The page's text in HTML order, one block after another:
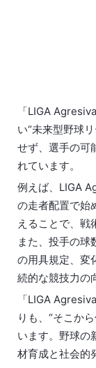
「LIGA
い“未来型野球
せず、選手の可
れています。
例えば、LIGA
の走者配置で始
えることで、戦
また、投手の球
の用具規定、変
続的な競技力の
「LIGA
りも、“そこか
います。野球の
材育成と社会的